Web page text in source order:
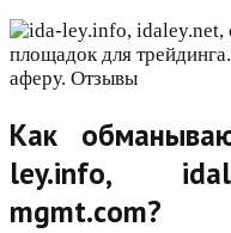
Как
ley.info,
mgmt.com?